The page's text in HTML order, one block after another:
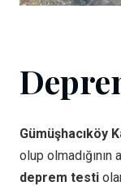
Gümüşhacıköy
olup olmadığının
deprem testi